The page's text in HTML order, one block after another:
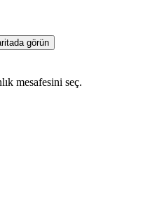
görün
mesafesini seç.